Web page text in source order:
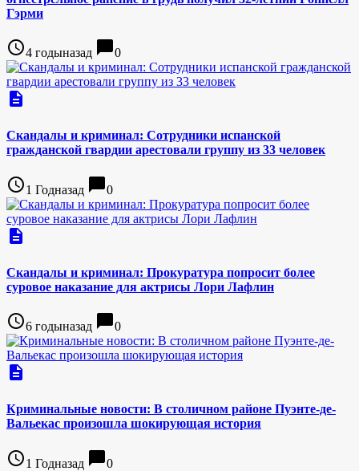
Гэрми
access_time4 годыназад chat_bubble0
description
Скандалы и криминал: Сотрудники испанской
гражданской гвардии арестовали группу из 33 человек
access_time1 Годназад chat_bubble0
description
Скандалы и криминал: Прокуратура попросит более
суровое наказание для актрисы Лори Лафлин
access_time6 годыназад chat_bubble0
description
Криминальные новости: В столичном районе Пуэнте-де-
Вальекас произошла шокирующая история
access_time1 Годназад chat_bubble0